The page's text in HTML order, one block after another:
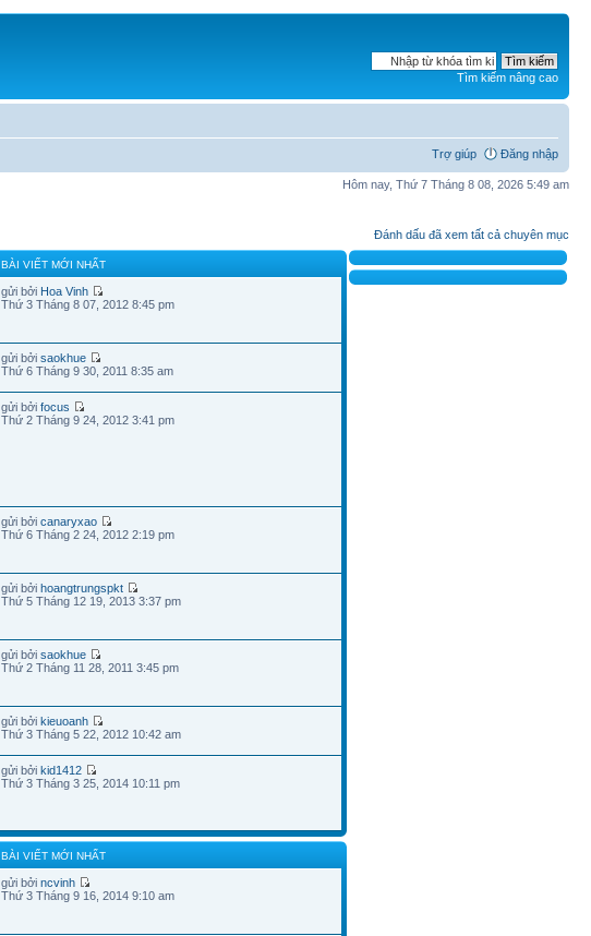
Tìm kiếm nâng cao
Trợ giúp Đăng nhập
Hôm nay, Thứ 7 Tháng 8 08, 2026 5:49 am
Đánh dấu đã xem tất cả chuyên mục
BÀI VIẾT MỚI NHẤT
gửi bởi Hoa Vinh
Thứ 3 Tháng 8 07, 2012 8:45 pm
gửi bởisaokhue
Thứ 6 Tháng 9 30, 2011 8:35 am
gửi bởifocus
Thứ 2 Tháng 9 24, 2012 3:41 pm
gửi bởicanaryxao
Thứ 6 Tháng 2 24, 2012 2:19 pm
gửi bởihoangtrungspkt
Thứ 5 Tháng 12 19, 2013 3:37 pm
gửi bởisaokhue
Thứ 2 Tháng 11 28, 2011 3:45 pm
gửi bởikieuoanh
Thứ 3 Tháng 5 22, 2012 10:42 am
gửi bởikid1412
Thứ 3 Tháng 3 25, 2014 10:11 pm
BÀI VIẾT MỚI NHẤT
gửi bởincvinh
Thứ 3 Tháng 9 16, 2014 9:10 am